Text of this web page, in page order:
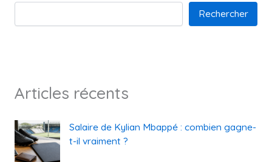
Rechercher
Articles récents
Salaire de Kylian Mbappé : combien gagne-
t-il vraiment ?